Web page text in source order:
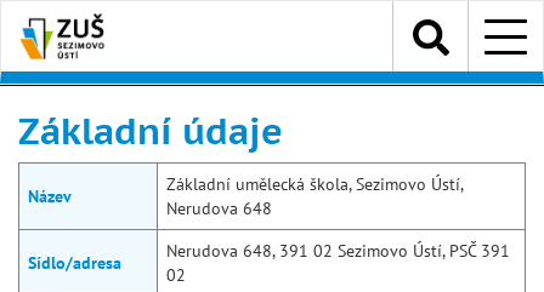
hlavnímu
obsahu
Menu
Základní údaje
Název
Základní umělecká škola, Sezimovo Ústí,
Nerudova 648
Sídlo/adresa
Nerudova 648, 391 02 Sezimovo Ústí, PSČ 391
02